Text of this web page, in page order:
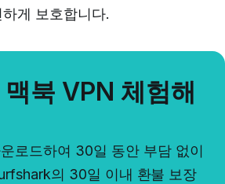
하게 보호합니다.
북 VPN 체험해
로드하여 30일 동안 부담 없이
의 30일 이내 환불 보장